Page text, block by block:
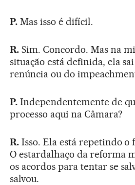
P. Mas isso é difícil.
R. Sim. Concordo. Mas na
situação está definida, ela
renúncia ou do
P.Independentemente de
processo aqui na Câmara?
R. Isso. Ela está repetindo o
O estardalhaço da reforma
os acordos para tentar se
salvou.